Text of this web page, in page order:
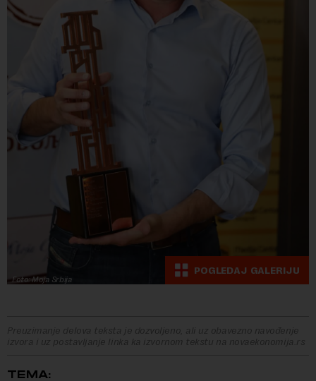
Foto: Moja Srbija
POGLEDAJ GALERIJU
Preuzimanje delova teksta je dozvoljeno, ali uz obavezno navođenje
izvora i uz postavljanje linka ka izvornom tekstu na novaekonomija.rs
TEMA: